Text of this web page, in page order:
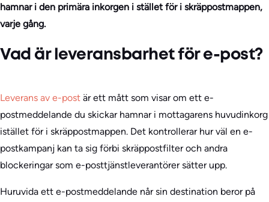
hamnar i den primära inkorgen i stället för i skräppostmappen,
varje gång.
Vad är leveransbarhet för e-post?
Leverans av e-post är ett mått som visar om ett e-
postmeddelande du skickar hamnar i mottagarens huvudinkorg
istället för i skräppostmappen. Det kontrollerar hur väl en e-
postkampanj kan ta sig förbi skräppostfilter och andra
blockeringar som e-posttjänstleverantörer sätter upp.
Huruvida ett e-postmeddelande når sin destination beror på